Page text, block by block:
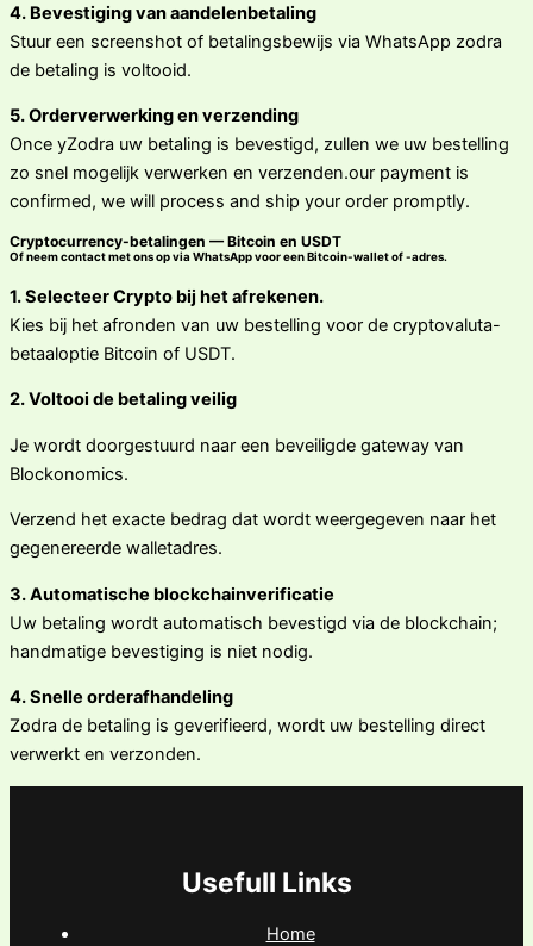
4. Bevestiging van aandelenbetaling
Stuur een screenshot of betalingsbewijs via WhatsApp zodra
de betaling is voltooid.
5. Orderverwerking en verzending
Once yZodra uw betaling is bevestigd, zullen we uw bestelling
zo snel mogelijk verwerken en verzenden.our payment is
confirmed, we will process and ship your order promptly.
Cryptocurrency-betalingen — Bitcoin en USDT
Of neem contact met ons op via WhatsApp voor een Bitcoin-wallet of -adres.
1. Selecteer Crypto bij het afrekenen.
Kies bij het afronden van uw bestelling voor de cryptovaluta-
betaaloptie Bitcoin of USDT.
2. Voltooi de betaling veilig
Je wordt doorgestuurd naar een beveiligde gateway van
Blockonomics.
Verzend het exacte bedrag dat wordt weergegeven naar het
gegenereerde walletadres.
3. Automatische blockchainverificatie
Uw betaling wordt automatisch bevestigd via de blockchain;
handmatige bevestiging is niet nodig.
4. Snelle orderafhandeling
Zodra de betaling is geverifieerd, wordt uw bestelling direct
verwerkt en verzonden.
Usefull Links
Home